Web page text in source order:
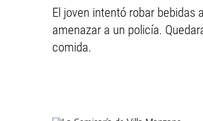
El joven intentó robar bebidas
amenazar a un policía.
comida.